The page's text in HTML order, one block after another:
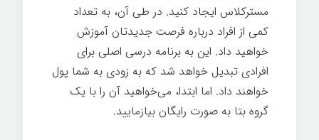
مسترکلاس ایجاد کنيد. در طی آن، به تعداد
کمی از افراد درباره فرصت جدیدتان آموزش
خواهید داد. این به برنامه درسی اصلی برای
افرادی تبدیل خواهد شد که به زودی به شما پول
خواهند داد. اما ابتدا، می‌خواهید آن را با یک
گروه بتا به صورت رایگان بیازمایید.